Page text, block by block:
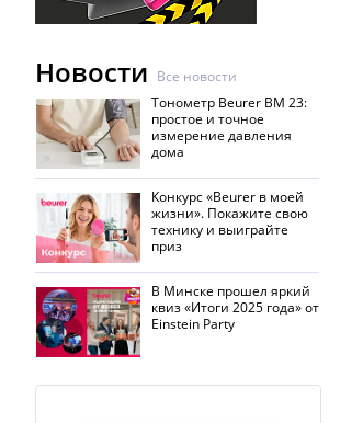
Новости Все новости
Тонометр Beurer BM 23:
простое и точное
измерение давления
дома
Конкурс «Beurer в моей
жизни». Покажите свою
технику и выиграйте
приз
В Минске прошел яркий
квиз «Итоги 2025 года» от
Einstein Party